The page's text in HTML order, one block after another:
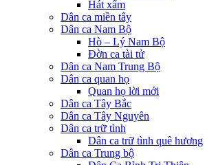
Hát xẩm
Dân ca miền tây
Dân ca Nam Bộ
Hò – Lý Nam Bộ
Đờn ca tài tử
Dân ca Nam Trung Bộ
Dân ca quan họ
Quan họ lời mới
Dân ca Tây Bắc
Dân ca Tây Nguyên
Dân ca trữ tình
Dân ca trữ tình quê hương
Dân ca Trung bộ